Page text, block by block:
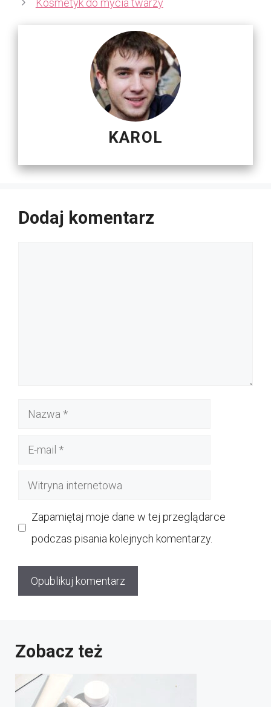
KAROL
Dodaj komentarz
Nazwa
Witryna
Zapamiętaj moje dane w tej przeglądarce
podczas pisania kolejnych komentarzy.
Zobacz też